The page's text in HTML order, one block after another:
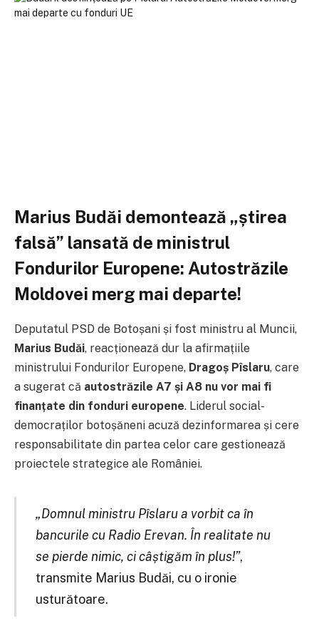
Marius Budăi demontează „știrea
falsă” lansată de ministrul
Fondurilor Europene: Autostrăzile
Moldovei merg mai departe!
Deputatul PSD de Botoșani și fost ministru al Muncii,
Marius Budăi, reacționează dur la afirmațiile
ministrului Fondurilor Europene, Dragoș Pîslaru, care
a sugerat că autostrăzile A7 și A8 nu vor mai fi
finanțate din fonduri europene. Liderul social-
democraților botoșăneni acuză dezinformarea și cere
responsabilitate din partea celor care gestionează
proiectele strategice ale României.
„Domnul ministru Pîslaru a vorbit ca în
bancurile cu Radio Erevan. În realitate nu
se pierde nimic, ci câștigăm în plus!”,
transmite Marius Budăi, cu o ironie
usturătoare.